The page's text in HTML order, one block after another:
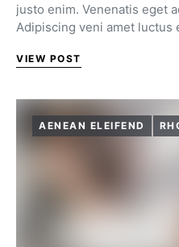
justo enim. Venenatis eget
Adipiscing veni amet luctus
VIEW POST
AENEAN ELEIFEND